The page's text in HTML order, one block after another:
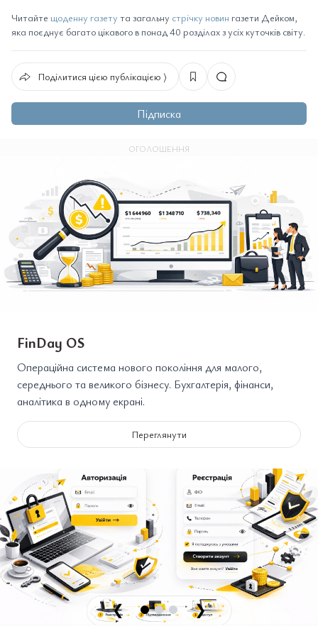
Читайте щоденну газету та загальну стрічку новин газети Дейком,
яка поєднує багато цікавого в понад 40 розділах з усіх куточків світу.
Поділитися цією публікацією ⟩
Підписка
ОГОЛОШЕННЯ
FinDay OS
Операційна система нового покоління для малого,
середнього та великого бізнесу. Бухгалтерія, фінанси,
аналітика в одному екрані.
Переглянути
❮ ❯